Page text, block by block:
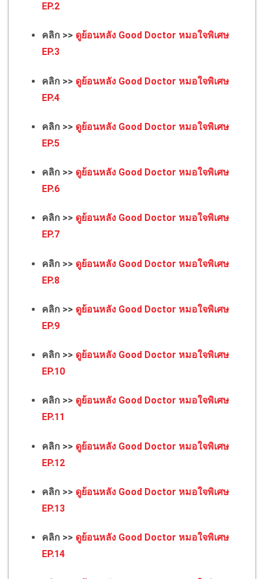
EP.2
คลิก >> ดูย้อนหลัง Good Doctor หมอใจพิเศษ
EP.3
คลิก >> ดูย้อนหลัง Good Doctor หมอใจพิเศษ
EP.4
คลิก >> ดูย้อนหลัง Good Doctor หมอใจพิเศษ
EP.5
คลิก >> ดูย้อนหลัง Good Doctor หมอใจพิเศษ
EP.6
คลิก >> ดูย้อนหลัง Good Doctor หมอใจพิเศษ
EP.7
คลิก >> ดูย้อนหลัง Good Doctor หมอใจพิเศษ
EP.8
คลิก >> ดูย้อนหลัง Good Doctor หมอใจพิเศษ
EP.9
คลิก >> ดูย้อนหลัง Good Doctor หมอใจพิเศษ
EP.10
คลิก >> ดูย้อนหลัง Good Doctor หมอใจพิเศษ
EP.11
คลิก >> ดูย้อนหลัง Good Doctor หมอใจพิเศษ
EP.12
คลิก >> ดูย้อนหลัง Good Doctor หมอใจพิเศษ
EP.13
คลิก >> ดูย้อนหลัง Good Doctor หมอใจพิเศษ
EP.14